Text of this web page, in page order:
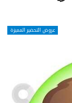
عروض التحضير المميزة